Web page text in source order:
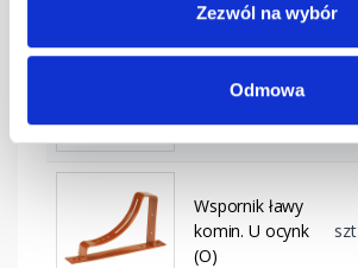
Zezwól na wybór
Odmowa
komin. U
Wspornik ławy
komin. U ocynk
(O)
szt